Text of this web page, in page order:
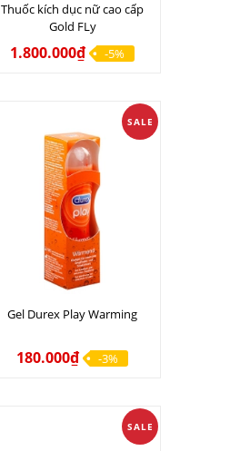
Thuốc kích dục nữ cao cấp
Gold FLy
1.800.000₫ -5%
SALE
Gel Durex Play Warming
180.000₫ -3%
SALE